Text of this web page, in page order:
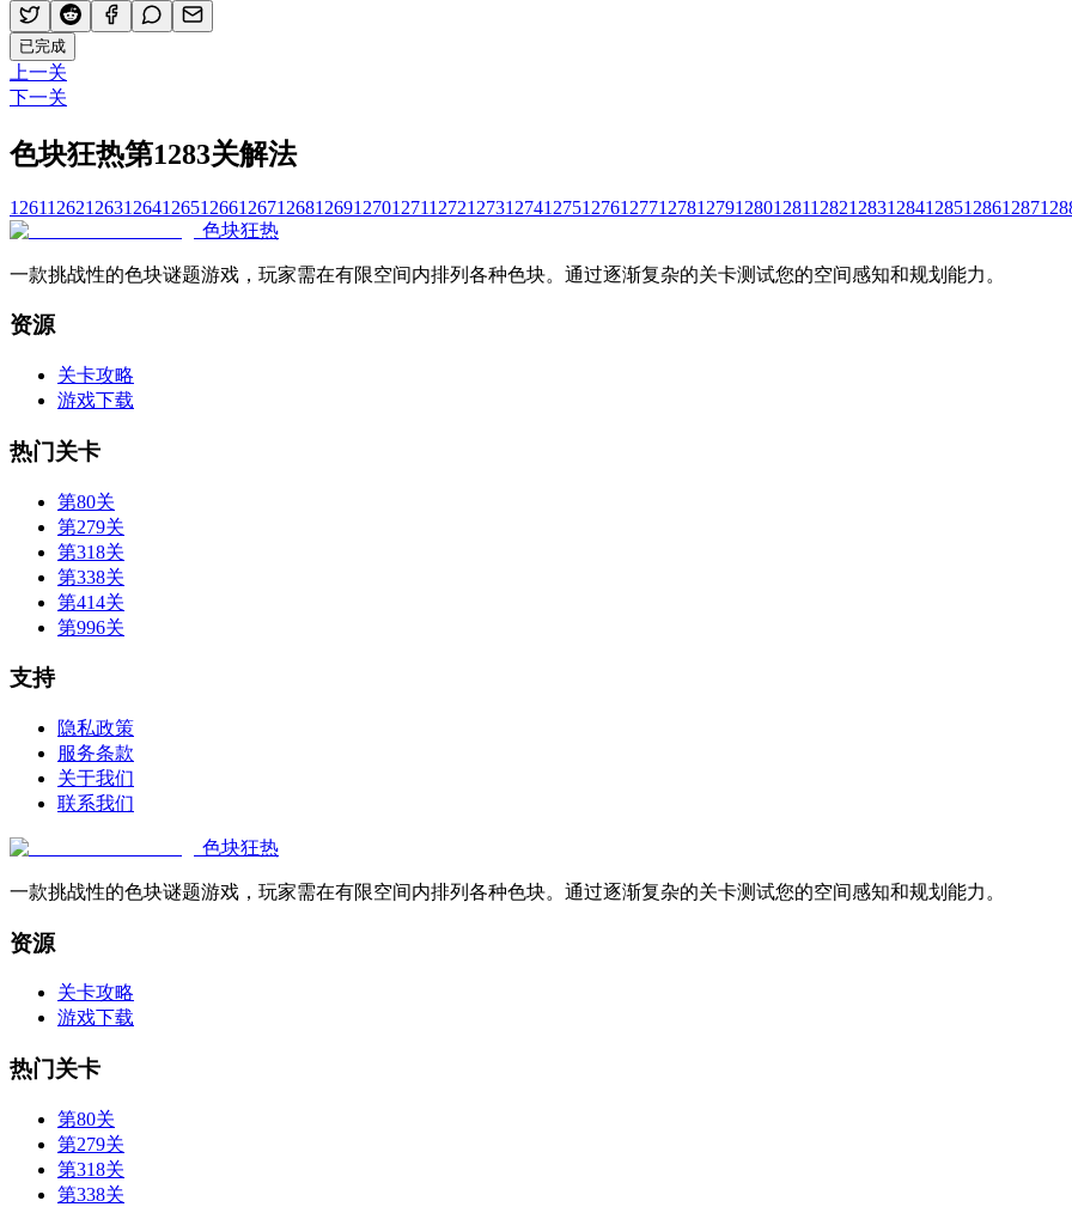
已完成
上一关
下一关
色块狂热第1283关解法
126112621263126412651266126712681269127012711272127312741275127612771278127912801281128212831284128512861287
色块狂热
一款挑战性的色块谜题游戏，玩家需在有限空间内排列各种色块。通过逐渐复杂的关卡测试您的空间感知和规划能力。
资源
关卡攻略
游戏下载
热门关卡
第80关
第279关
第318关
第338关
第414关
第996关
支持
隐私政策
服务条款
关于我们
联系我们
色块狂热
一款挑战性的色块谜题游戏，玩家需在有限空间内排列各种色块。通过逐渐复杂的关卡测试您的空间感知和规划能力。
资源
关卡攻略
游戏下载
热门关卡
第80关
第279关
第318关
第338关